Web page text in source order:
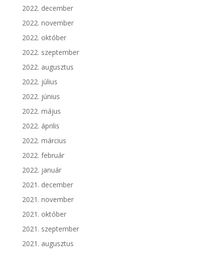
2022. december
2022. november
2022. október
2022. szeptember
2022. augusztus
2022. július
2022. június
2022. május
2022. április
2022. március
2022. február
2022. január
2021. december
2021. november
2021. október
2021. szeptember
2021. augusztus